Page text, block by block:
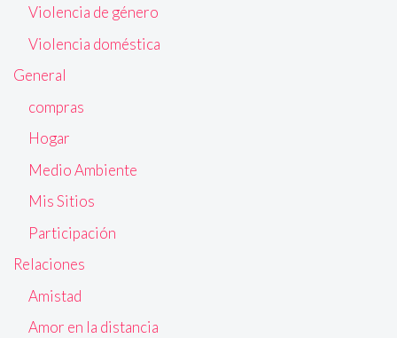
Violencia de género
Violencia doméstica
General
compras
Hogar
Medio Ambiente
Mis Sitios
Participación
Relaciones
Amistad
Amor en la distancia